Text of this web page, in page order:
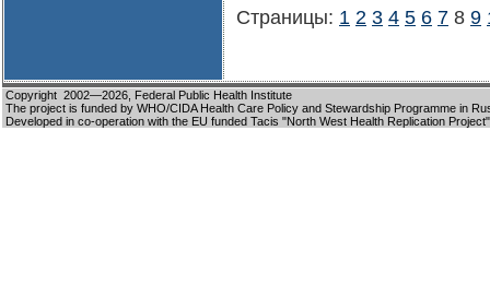
Страницы: 1 2 3 4 5 6 7 8 9
Copyright 2002—2026, Federal Public Health Institute
The project is funded by WHO/CIDA Health Care Policy and Stewardship Programme in
Developed in co-operation with the EU funded Tacis "North West Health Replication Project"